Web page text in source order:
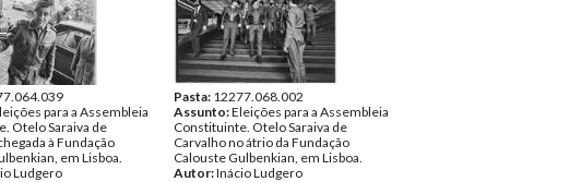
para a Assembleia
Otelo Saraiva de
à Fundação
em Lisboa.
Ludgero
Pasta: 12277.068.002
Assunto:Eleições para a Assembleia
Constituinte. Otelo Saraiva de
Carvalho no átrio da Fundação
Calouste Gulbenkian, em Lisboa.
Autor:Inácio Ludgero